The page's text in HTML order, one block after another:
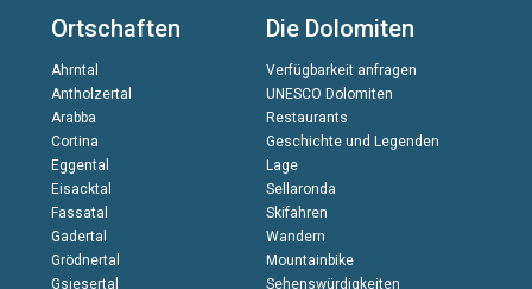
Ortschaften
Ahrntal
Antholzertal
Arabba
Cortina
Eggental
Eisacktal
Fassatal
Gadertal
Grödnertal
Gsiesertal
Die Dolomiten
Verfügbarkeit anfragen
UNESCO Dolomiten
Restaurants
Geschichte und Legenden
Lage
Sellaronda
Skifahren
Wandern
Mountainbike
Sehenswürdigkeiten